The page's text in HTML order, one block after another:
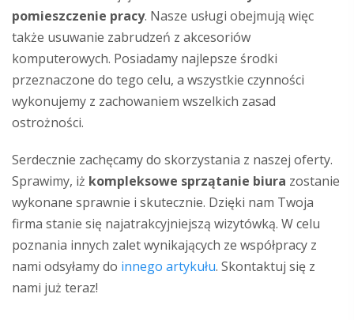
pomieszczenie pracy. Nasze usługi obejmują więc
także usuwanie zabrudzeń z akcesoriów
komputerowych. Posiadamy najlepsze środki
przeznaczone do tego celu, a wszystkie czynności
wykonujemy z zachowaniem wszelkich zasad
ostrożności.
Serdecznie zachęcamy do skorzystania z naszej oferty.
Sprawimy, iż kompleksowe sprzątanie biura zostanie
wykonane sprawnie i skutecznie. Dzięki nam Twoja
firma stanie się najatrakcyjniejszą wizytówką. W celu
poznania innych zalet wynikających ze współpracy z
nami odsyłamy do innego artykułu. Skontaktuj się z
nami już teraz!